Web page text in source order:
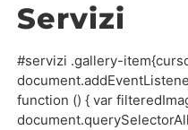
Servizi
#servizi .gallery-
function () { var